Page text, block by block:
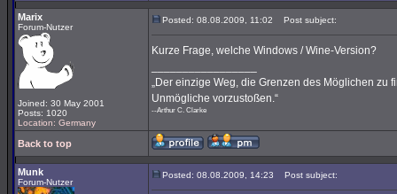
Marix
Forum-Nutzer
Joined: 30 May 2001
Posts: 1020
Location: Germany
Posted: 08.08.2009, 11:02 Post subject:
Kurze Frage, welche Windows / Wine-Version?
„Der einzige Weg, die Grenzen des Möglichen
Unmögliche vorzustoßen.“
--Arthur C. Clarke
Back to top
Munk
Forum-Nutzer
Posted: 08.08.2009, 14:23 Post subject: